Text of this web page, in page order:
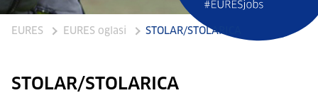
EURES EURES oglasi STOLAR/STOLARICA
STOLAR/STOLARICA